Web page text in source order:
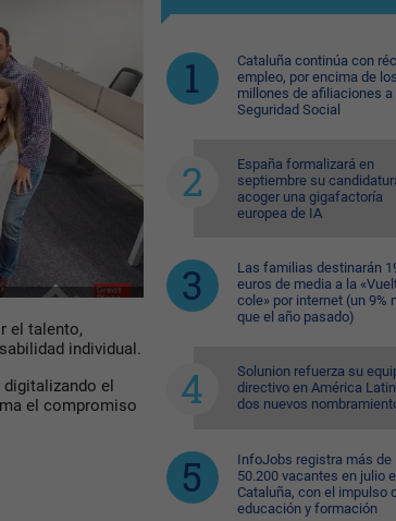
el talento,
individual.
el
el compromiso
Cataluña continúa con
empleo, por encima de
millones de afiliaciones a
Seguridad Social
España formalizará en
septiembre su
acoger una gigafactoría
europea de IA
Las familias destinarán
euros de media a la
cole» por internet (un 9%
que el año pasado)
Solunion refuerza su
directivo en América
dos nuevos
InfoJobs registra más de
50.200 vacantes en julio
Cataluña, con el impulso
educación y formación